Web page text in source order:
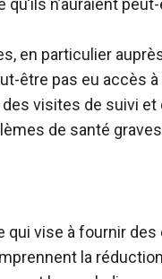
n’auraient
en particulier
être pas eu accès
visites de suivi
de santé
qui vise à fournir
la